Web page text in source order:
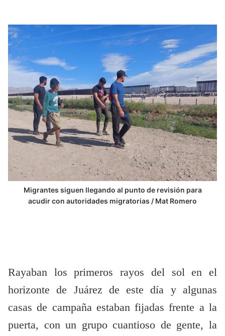
Migrantes siguen llegando al punto de revisión para
acudir con autoridades migratorias / Mat Romero
Rayaban los primeros rayos del sol en el
horizonte de Juárez de este día y algunas
casas de campaña estaban fijadas frente a la
puerta, con un grupo cuantioso de gente, la